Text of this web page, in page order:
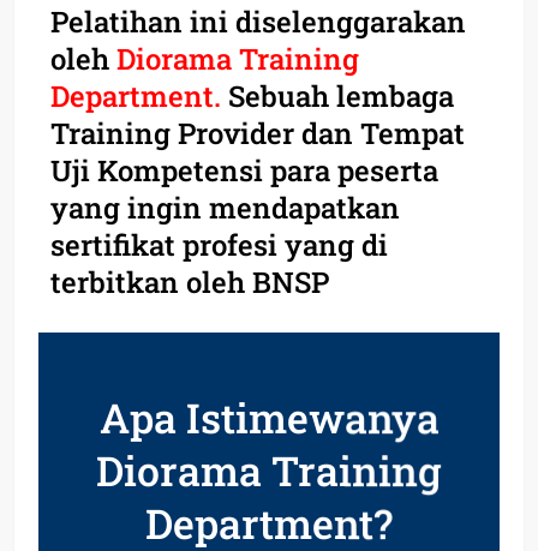
Pelatihan ini diselenggarakan
olehDiorama Training
Department. Sebuah lembaga
Training Provider dan Tempat
Uji Kompetensi para peserta
yang ingin mendapatkan
sertifikat profesi yang di
terbitkan oleh BNSP
Apa Istimewanya
Diorama Training
Department?